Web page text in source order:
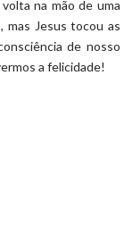
na mão de uma
mas Jesus tocou as
de nosso
a felicidade!